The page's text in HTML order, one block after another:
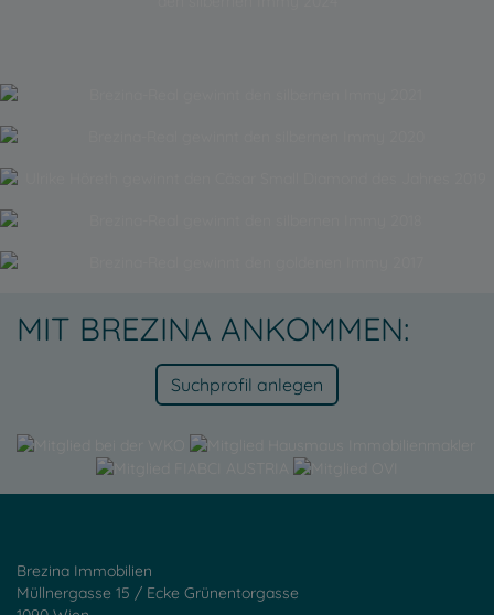
MIT BREZINA ANKOMMEN:
Suchprofil anlegen
Brezina Immobilien
Müllnergasse 15 / Ecke Grünentorgasse